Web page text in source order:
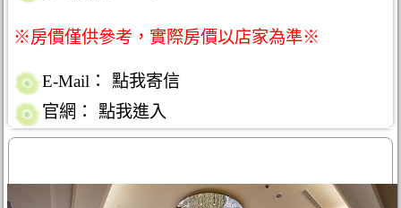
※房價僅供參考，實際房價以店家為準※
E-Mail：
點我寄信
官網：
點我進入